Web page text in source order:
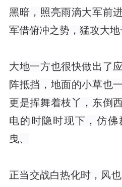
黑暗，照亮雨滴大军前
军借俯冲之势，猛攻大
大地一方也很快做出了
阵抵挡，地面的小草也
更是挥舞着枝丫，东倒
电的时隐时现下，仿
曳、
正当交战白热化时，风